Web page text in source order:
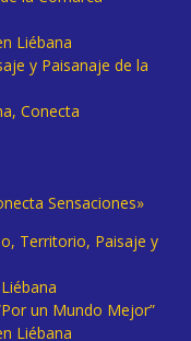
Liébana
y Paisanaje de la
Conecta
Sensaciones»
Territorio, Paisaje y
un Mundo Mejor”
Liébana